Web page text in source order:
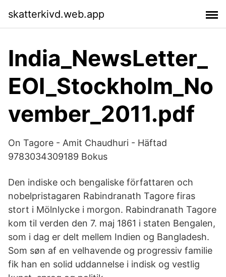
skatterkivd.web.app
India_NewsLetter_
EOI_Stockholm_No
vember_2011.pdf
On Tagore - Amit Chaudhuri - Häftad
9783034309189 Bokus
Den indiske och bengaliske författaren och
nobelpristagaren Rabindranath Tagore firas
stort i Mölnlycke i morgon. Rabindranath Tagore
kom til verden den 7. maj 1861 i staten Bengalen,
som i dag er delt mellem Indien og Bangladesh.
Som søn af en velhavende og progressiv familie
fik han en solid uddannelse i indisk og vestlig